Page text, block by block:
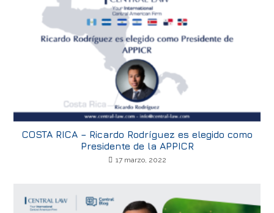
COSTA RICA – Ricardo Rodríguez es elegido como
Presidente de la APPICR
17 marzo, 2022